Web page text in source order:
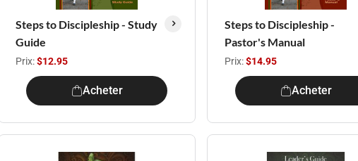
Steps to Discipleship - Study
Guide
Prix:$12.95
Acheter
Steps to Discipleship -
Pastor's Manual
Prix:$14.95
Acheter